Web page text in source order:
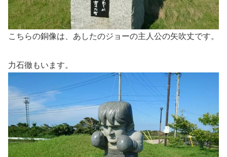
こちらの銅像は、あしたのジョーの主人公の矢吹丈です。
力石徹もいます。